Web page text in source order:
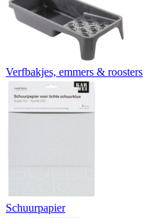
Verfbakjes, emmers & roosters
Schuurpapier